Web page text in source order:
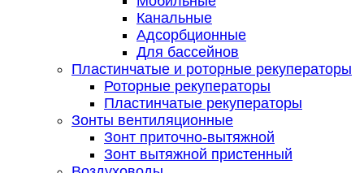
Канальные
Адсорбционные
Для бассейнов
Пластинчатые и роторные рекуператоры
Роторные рекуператоры
Пластинчатые рекуператоры
Зонты вентиляционные
Зонт приточно-вытяжной
Зонт вытяжной пристенный